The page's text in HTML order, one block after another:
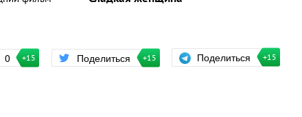
0 +15 Поделиться +15 Поделиться +15